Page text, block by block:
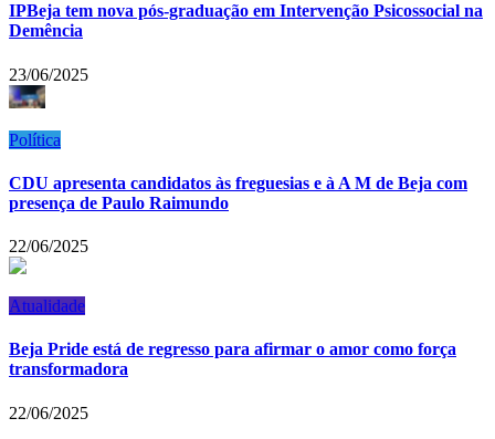
IPBeja tem nova pós-graduação em Intervenção Psicossocial na
Demência
23/06/2025
Política
CDU apresenta candidatos às freguesias e à A M de Beja com
presença de Paulo Raimundo
22/06/2025
Atualidade
Beja Pride está de regresso para afirmar o amor como força
transformadora
22/06/2025